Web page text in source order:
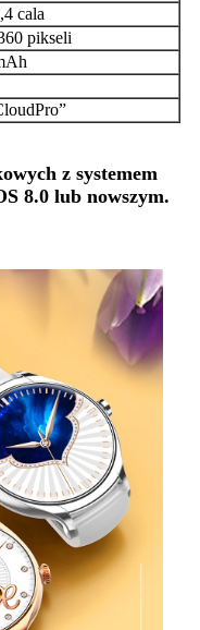
cala
pikseli
z systemem
8.0 lub nowszym.